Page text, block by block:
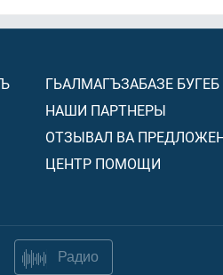
ГЬАЛМАГЪЗАБАЗЕ
НАШИ ПАРТНЕРЫ
ОТЗЫВАЛ ВА
ЦЕНТР ПОМОЩИ
Радио